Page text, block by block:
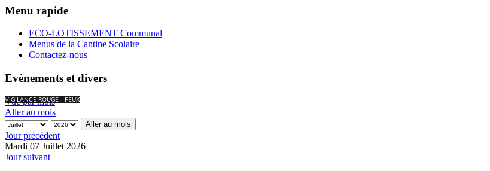
Menu rapide
ECO-LOTISSEMENT Communal
Menus de la Cantine Scolaire
Contactez-nous
Evènements et divers
VIGILANCE ROUGE - FEUX
Vue par mois
Aller au mois
Aller au mois
Jour précédent
Mardi 07 Juillet 2026
Jour suivant